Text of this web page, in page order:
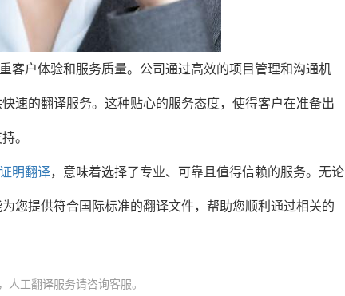
客户体验和服务质量。公司通过高效的项目管理和沟通机
速的翻译服务。这种贴心的服务态度，使得客户在准备出
。
明翻译，意味着选择了专业、可靠且值得信赖的服务。无论
您提供符合国际标准的翻译文件，帮助您顺利通过相关的
工翻译服务请咨询客服。